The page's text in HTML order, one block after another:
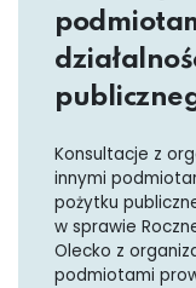
Konsultacje z
innymi
pożytku
w sprawie
Olecko z
podmiotami